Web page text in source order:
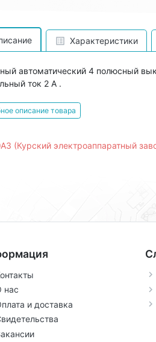
Характеристики
автоматический 4 полюсный
ток 2 А .
описание товара
(Курский электроаппаратный
нас
и доставка